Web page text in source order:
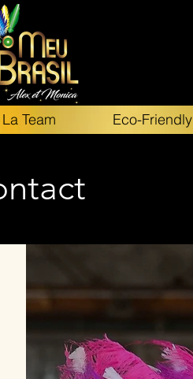
La Team Eco-Friendly